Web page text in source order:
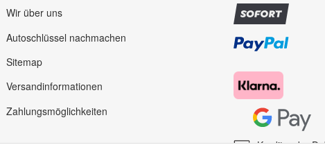
Wir über uns
Autoschlüssel nachmachen
Sitemap
Versandinformationen
Zahlungsmöglichkeiten
Kredit- oder